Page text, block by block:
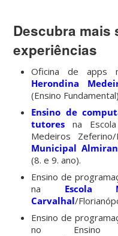
Descubra mais
experiências
Oficina de apps
Herondina
(Ensino Fundamental)
Ensino de
tutores na
Medeiros
Municipal
(8. e 9. ano).
Ensino de
na Escola
Carvalhal/
Ensino de
no Ensino